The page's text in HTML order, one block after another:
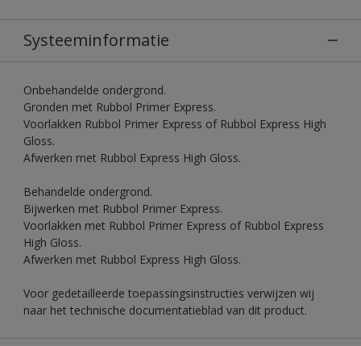
Systeeminformatie
Onbehandelde ondergrond.
Gronden met Rubbol Primer Express.
Voorlakken Rubbol Primer Express of Rubbol Express High
Gloss.
Afwerken met Rubbol Express High Gloss.
Behandelde ondergrond.
Bijwerken met Rubbol Primer Express.
Voorlakken met Rubbol Primer Express of Rubbol Express
High Gloss.
Afwerken met Rubbol Express High Gloss.
Voor gedetailleerde toepassingsinstructies verwijzen wij
naar het technische documentatieblad van dit product.